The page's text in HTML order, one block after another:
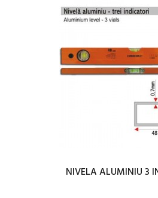
NIVELA ALUMINIU 3